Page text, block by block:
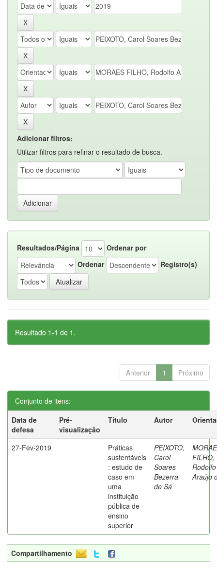
Adicionar filtros:
Utilizar filtros para refinar o resultado de busca.
Resultados/Página
Ordenar por
Ordenar
Registro(s)
Resultado 1-1 de 1.
Anterior 1 Próximo
Conjunto de itens:
Data de
defesa
Pré-
visualização
Título Autor
27-Fev-2019
Práticas
sustentáveis
: estudo de
caso em
uma
instituição
pública de
ensino
superior
PEIXOTO,
Carol
Soares
Bezerra
de Sá
FILHO,
Rodolfo
Araújo
Compartilhamento